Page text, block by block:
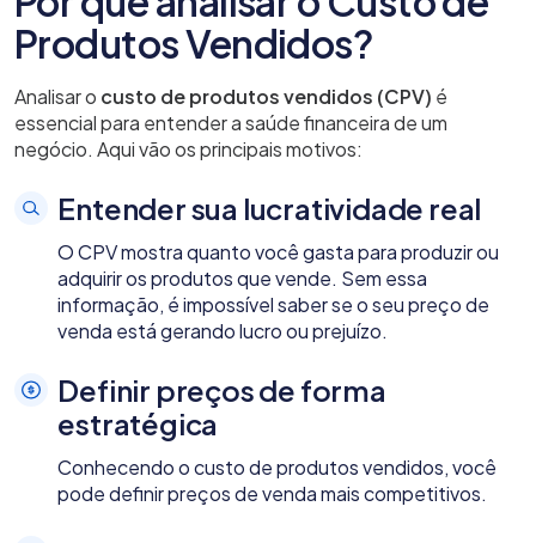
Produtos Vendidos?
Analisar o custo de produtos vendidos (CPV) é
essencial para entender a saúde financeira de um
negócio. Aqui vão os principais motivos:
Entender sua lucratividade real
O CPV mostra quanto você gasta para produzir ou
adquirir os produtos que vende. Sem essa
informação, é impossível saber se o seu preço de
venda está gerando lucro ou prejuízo.
Definir preços de forma
estratégica
Conhecendo o custo de produtos vendidos, você
pode definir preços de venda mais competitivos.